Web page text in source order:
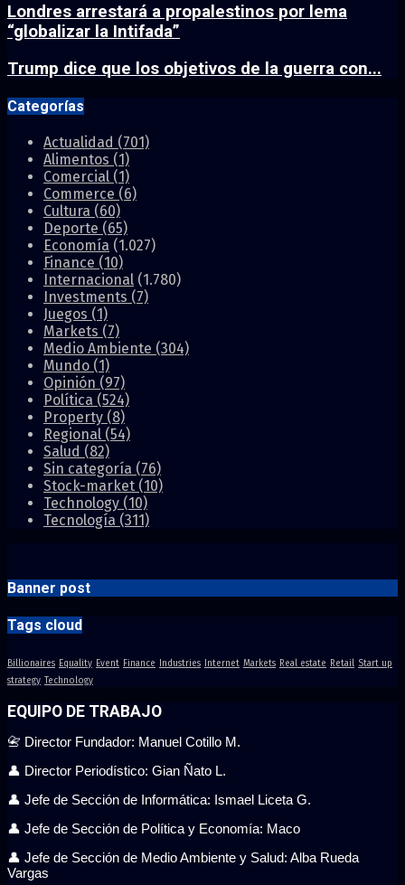
Londres arrestará a propalestinos por lema
“globalizar la Intifada”
Trump dice que los objetivos de la guerra con...
Categorías
Actualidad (701)
Alimentos (1)
Comercial (1)
Commerce (6)
Cultura (60)
Deporte (65)
Economía (1.027)
Finance (10)
Internacional (1.780)
Investments (7)
Juegos (1)
Markets (7)
Medio Ambiente (304)
Mundo (1)
Opinión (97)
Política (524)
Property (8)
Regional (54)
Salud (82)
Sin categoría (76)
Stock-market (10)
Technology (10)
Tecnología (311)
Banner post
Tags cloud
Billionaires Equality Event Finance Industries Internet Markets Real estate Retail Start up
strategy Technology
EQUIPO DE TRABAJO
📇 Director Fundador: Manuel Cotillo M.
👤 Director Periodístico: Gian Ñato L.
👤 Jefe de Sección de Informática: Ismael Liceta G.
👤 Jefe de Sección de Política y Economía: Maco
👤 Jefe de Sección de Medio Ambiente y Salud: Alba Rueda
Vargas